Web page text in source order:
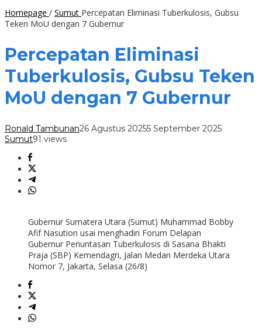
Homepage / Sumut Percepatan Eliminasi Tuberkulosis, Gubsu
Teken MoU dengan 7 Gubernur
Percepatan Eliminasi
Tuberkulosis, Gubsu Teken
MoU dengan 7 Gubernur
Ronald Tambunan26 Agustus 20255 September 2025
Sumut91 views
Gubernur Sumatera Utara (Sumut) Muhammad Bobby
Afif Nasution usai menghadiri Forum Delapan
Gubernur Penuntasan Tuberkulosis di Sasana Bhakti
Praja (SBP) Kemendagri, Jalan Medan Merdeka Utara
Nomor 7, Jakarta, Selasa (26/8)